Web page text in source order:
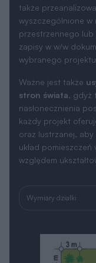
także
wyszczególnione w
przestrzennego
zapisy w w/w
wybranego
Ważne jest także
stron świata, gdyż
nasłonecznienia
każdy projekt
oraz lustrzanej, aby
układ
względem
Wymiary działki